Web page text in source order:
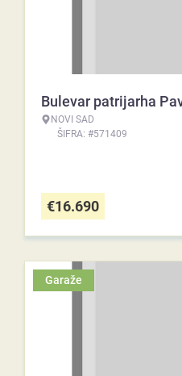
Bulevar patrijarha
NOVI SAD
ŠIFRA: #571409
€16.690
Garaže